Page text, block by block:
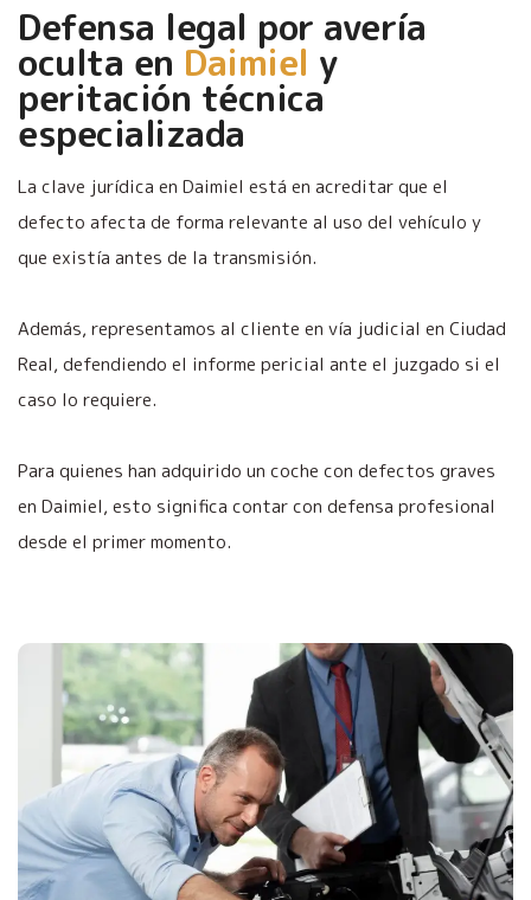
Defensa legal por avería
oculta en Daimiel y
peritación técnica
especializada
La clave jurídica en Daimiel está en acreditar que el
defecto afecta de forma relevante al uso del vehículo y
que existía antes de la transmisión.
Además, representamos al cliente en vía judicial en Ciudad
Real, defendiendo el informe pericial ante el juzgado si el
caso lo requiere.
Para quienes han adquirido un coche con defectos graves
en Daimiel, esto significa contar con defensa profesional
desde el primer momento.